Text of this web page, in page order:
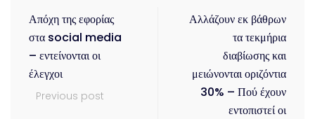
Απόχη της εφορίας
στα social media
– εντείνονται οι
έλεγχοι
Previous post
Αλλάζουν εκ βάθρων
τα τεκμήρια
διαβίωσης και
μειώνονται οριζόντια
30% – Πού έχουν
εντοπιστεί οι